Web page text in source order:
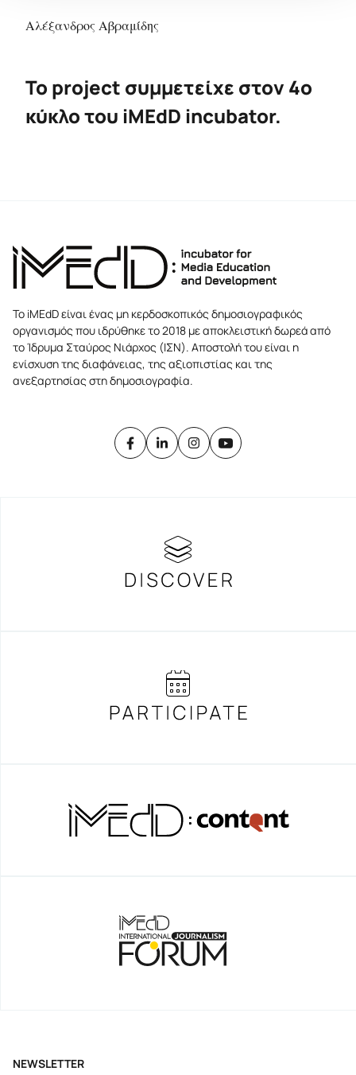
Αλέξανδρος Αβραμίδης
Το project συμμετείχε στον 4ο
κύκλο του iMEdD incubator.
Το iMEdD είναι ένας μη κερδοσκοπικός δημοσιογραφικός
οργανισμός που ιδρύθηκε το 2018 με αποκλειστική δωρεά από
το Ίδρυμα Σταύρος Νιάρχος (ΙΣΝ). Αποστολή του είναι η
ενίσχυση της διαφάνειας, της αξιοπιστίας και της
ανεξαρτησίας στη δημοσιογραφία.
NEWSLETTER